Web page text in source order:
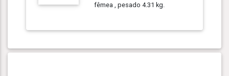
fêmea , pesado 4.31 kg.